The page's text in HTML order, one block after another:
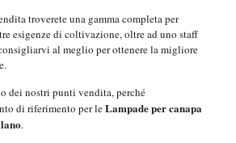
troverete una gamma completa per
esigenze di coltivazione, oltre ad uno staff
al meglio per ottenere la migliore
dei nostri punti vendita, perché
di riferimento per leLampade per canapa
.